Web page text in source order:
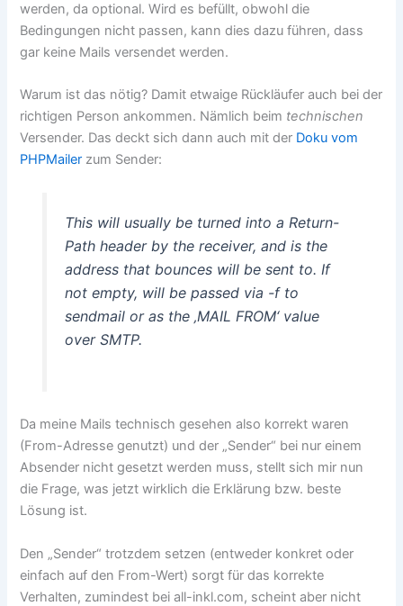
werden, da optional. Wird es befüllt, obwohl die
Bedingungen nicht passen, kann dies dazu führen, dass
gar keine Mails versendet werden.
Warum ist das nötig? Damit etwaige Rückläufer auch bei der
richtigen Person ankommen. Nämlich beim technischen
Versender. Das deckt sich dann auch mit der Doku vom
PHPMailer zum Sender:
This will usually be turned into a Return-
Path header by the receiver, and is the
address that bounces will be sent to. If
not empty, will be passed via -f to
sendmail or as the ‚MAIL FROM‘ value
over SMTP.
Da meine Mails technisch gesehen also korrekt waren
(From-Adresse genutzt) und der „Sender“ bei nur einem
Absender nicht gesetzt werden muss, stellt sich mir nun
die Frage, was jetzt wirklich die Erklärung bzw. beste
Lösung ist.
Den „Sender“ trotzdem setzen (entweder konkret oder
einfach auf den From-Wert) sorgt für das korrekte
Verhalten, zumindest bei all-inkl.com, scheint aber nicht